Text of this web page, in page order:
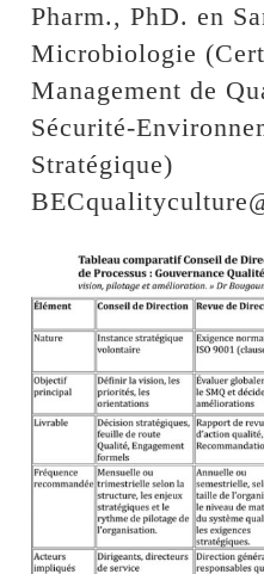
Pharm., PhD. en
Microbiologie
Management de
Sécurité-
Stratégique)